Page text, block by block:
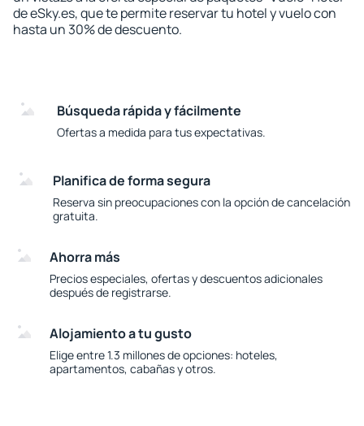
de eSky.es, que te permite reservar tu hotel y vuelo con
hasta un 30% de descuento.
Búsqueda rápida y fácilmente
Ofertas a medida para tus expectativas.
Planifica de forma segura
Reserva sin preocupaciones con la opción de cancelación
gratuita.
Ahorra más
Precios especiales, ofertas y descuentos adicionales
después de registrarse.
Alojamiento a tu gusto
Elige entre 1.3 millones de opciones: hoteles,
apartamentos, cabañas y otros.